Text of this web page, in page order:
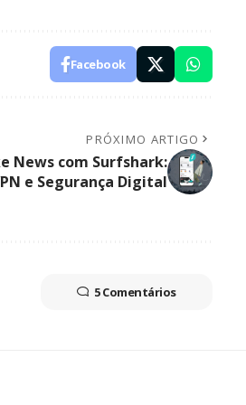
Facebook
PRÓXIMO ARTIGO
News com Surfshark:
e Segurança Digital
5 Comentários